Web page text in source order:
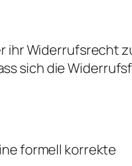
ihr Widerrufsrecht
sich die
formell korrekte